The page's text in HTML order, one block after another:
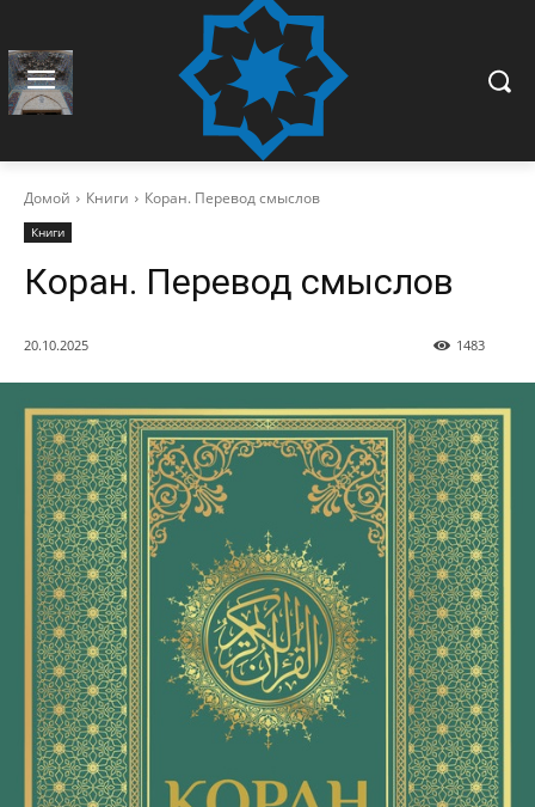
Домой Книги Коран. Перевод смыслов
Книги
Коран. Перевод смыслов
20.10.2025 1483